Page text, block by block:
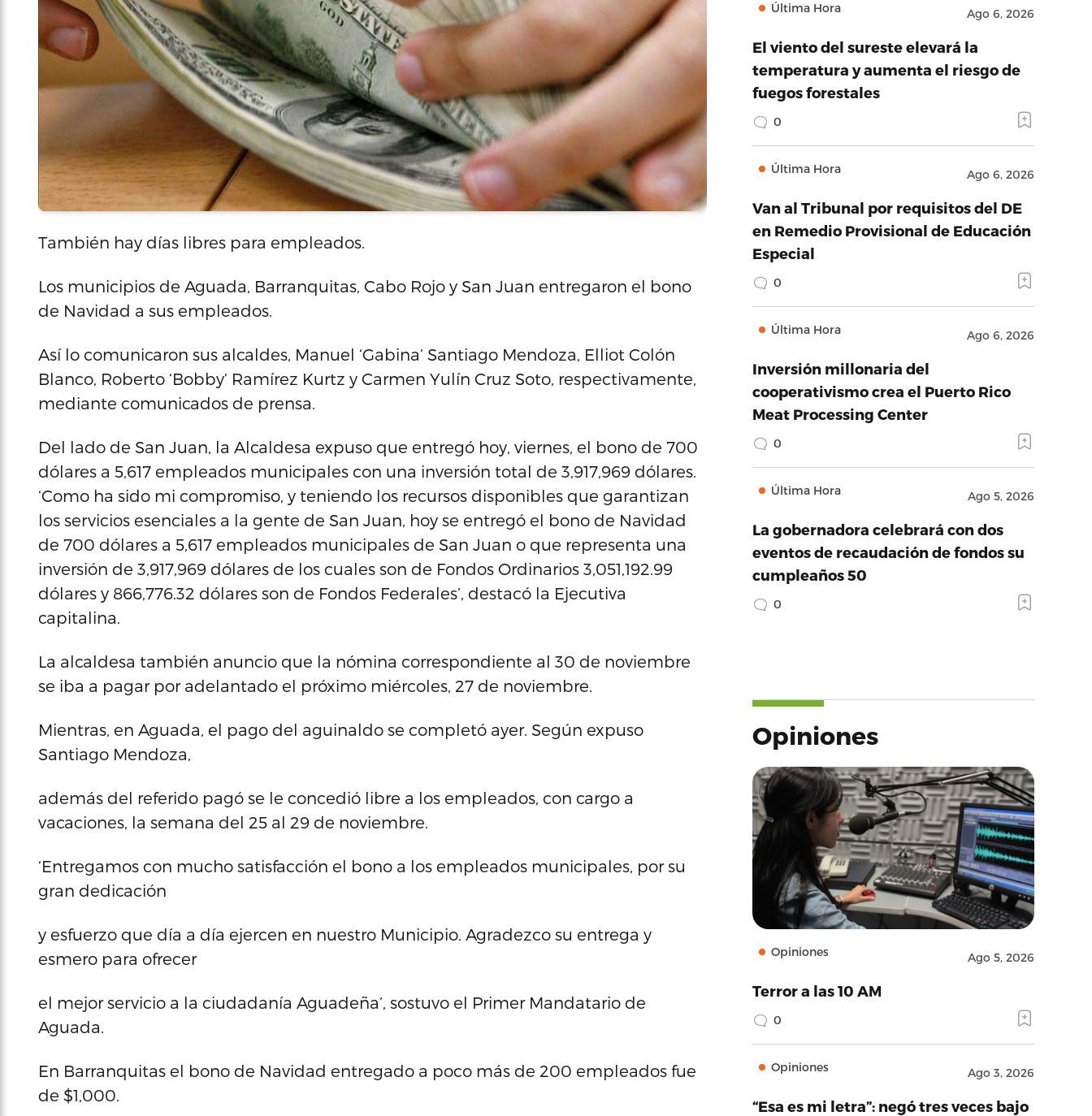
También hay días libres para empleados.
Los municipios de Aguada, Barranquitas, Cabo Rojo y San Juan entregaron el bono
de Navidad a sus empleados.
Así lo comunicaron sus alcaldes, Manuel ‘Gabina’ Santiago Mendoza, Elliot Colón
Blanco, Roberto ‘Bobby’ Ramírez Kurtz y Carmen Yulín Cruz Soto, respectivamente,
mediante comunicados de prensa.
Del lado de San Juan, la Alcaldesa expuso que entregó hoy, viernes, el bono de 700
dólares a 5,617 empleados municipales con una inversión total de 3,917,969 dólares.
‘Como ha sido mi compromiso, y teniendo los recursos disponibles que garantizan
los servicios esenciales a la gente de San Juan, hoy se entregó el bono de Navidad
de 700 dólares a 5,617 empleados municipales de San Juan o que representa una
inversión de 3,917,969 dólares de los cuales son de Fondos Ordinarios 3,051,192.99
dólares y 866,776.32 dólares son de Fondos Federales’, destacó la Ejecutiva
capitalina.
La alcaldesa también anuncio que la nómina correspondiente al 30 de noviembre
se iba a pagar por adelantado el próximo miércoles, 27 de noviembre.
Mientras, en Aguada, el pago del aguinaldo se completó ayer. Según expuso
Santiago Mendoza,
además del referido pagó se le concedió libre a los empleados, con cargo a
vacaciones, la semana del 25 al 29 de noviembre.
‘Entregamos con mucho satisfacción el bono a los empleados municipales, por su
gran dedicación
y esfuerzo que día a día ejercen en nuestro Municipio. Agradezco su entrega y
esmero para ofrecer
el mejor servicio a la ciudadanía Aguadeña’, sostuvo el Primer Mandatario de
Aguada.
En Barranquitas el bono de Navidad entregado a poco más de 200 empleados fue
de $1,000.
Última Hora Ago 6, 2026
El viento del sureste elevará la
temperatura y aumenta el riesgo de
fuegos forestales
0
Última Hora Ago 6, 2026
Van al Tribunal por requisitos del DE
en Remedio Provisional de Educación
Especial
0
Última Hora Ago 6, 2026
Inversión millonaria del
cooperativismo crea el Puerto Rico
Meat Processing Center
0
Última Hora Ago 5, 2026
La gobernadora celebrará con dos
eventos de recaudación de fondos su
cumpleaños 50
0
Opiniones
Opiniones Ago 5, 2026
Terror a las 10 AM
0
Opiniones Ago 3, 2026
“Esa es mi letra”: negó tres veces bajo